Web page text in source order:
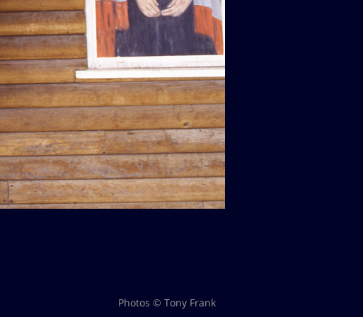
Photos © Tony Frank